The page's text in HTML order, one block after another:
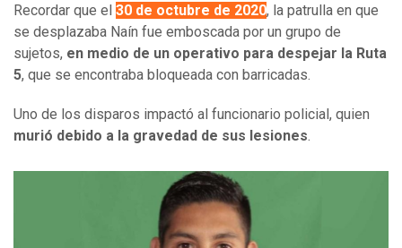
Recordar que el 30 de octubre de 2020, la patrulla en que
se desplazaba Naín fue emboscada por un grupo de
sujetos, en medio de un operativo para despejar la Ruta
5, que se encontraba bloqueada con barricadas.
Uno de los disparos impactó al funcionario policial, quien
murió debido a la gravedad de sus lesiones